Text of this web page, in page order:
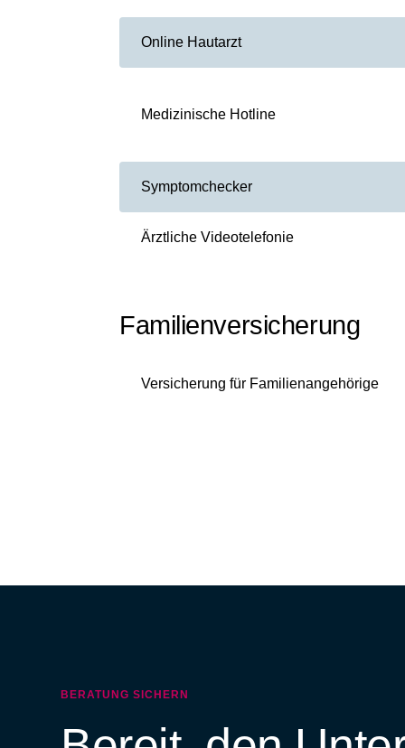
Online Hautarzt
Medizinische Hotline
Symptomchecker
Ärztliche Videotelefonie
Familienversicherung
Versicherung für Familienangehörige
BERATUNG SICHERN